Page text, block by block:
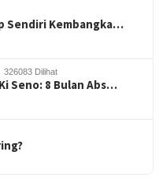
Sendiri Kembangka…
326083 Dilihat
Seno: 8 Bulan Abs…